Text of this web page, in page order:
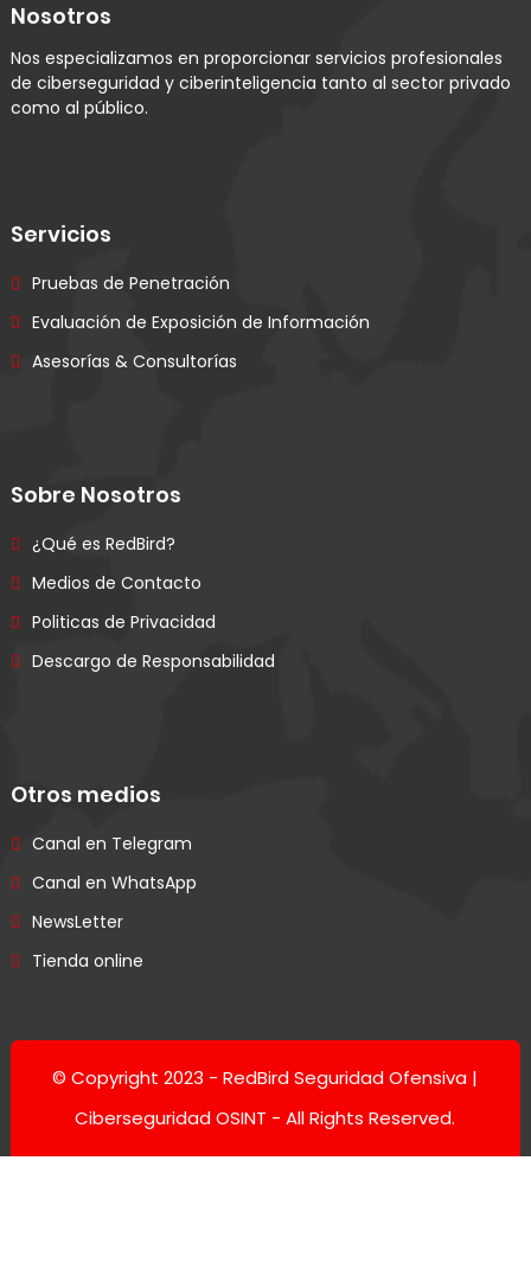
Nosotros
Nos especializamos en proporcionar servicios profesionales
de ciberseguridad y ciberinteligencia tanto al sector privado
como al público.
Servicios
Pruebas de Penetración
Evaluación de Exposición de Información
Asesorías & Consultorías
Sobre Nosotros
¿Qué es RedBird?
Medios de Contacto
Politicas de Privacidad
Descargo de Responsabilidad
Otros medios
Canal en Telegram
Canal en WhatsApp
NewsLetter
Tienda online
© Copyright 2023 -RedBird Seguridad Ofensiva |
Ciberseguridad OSINT - All Rights Reserved.